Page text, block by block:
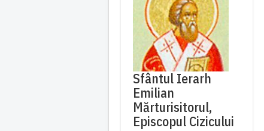
Sfântul Ierarh
Emilian
Mărturisitorul,
Episcopul Cizicului